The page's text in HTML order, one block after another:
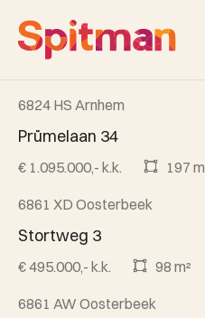
Beschikbaar
6824 HS Arnhem
Prümelaan 34
€ 1.095.000,- k.k. 197
Beschikbaar
6861 XD Oosterbeek
Stortweg 3
€ 495.000,- k.k. 98 m²
Beschikbaar
6861 AW Oosterbeek